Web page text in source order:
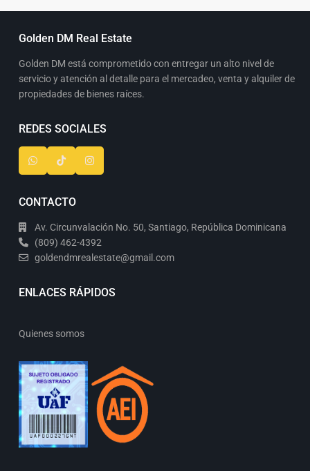
Golden DM Real Estate
Golden DM está comprometido con entregar un alto nivel de
servicio y atención al detalle para el mercadeo, venta y alquiler de
propiedades de bienes raíces.
REDES SOCIALES
CONTACTO
Av. Circunvalación No. 50, Santiago, República Dominicana
(809) 462-4392
goldendmrealestate@gmail.com
ENLACES RÁPIDOS
Quienes somos